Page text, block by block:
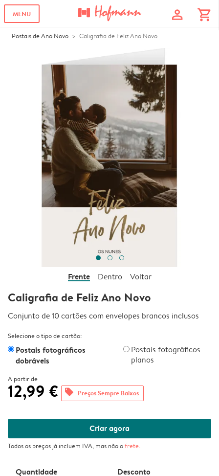
MENU profile shopping_cart
Postais de Ano Novo Caligrafia de Feliz Ano Novo
Frente Dentro Voltar
Caligrafia de Feliz Ano Novo
Conjunto de 10 cartões com envelopes brancos inclusos
Selecione o tipo de cartão:
Postais fotográficos
dobráveis
Postais fotográficos
planos
A partir de
12,99 € offers Preços Sempre Baixos
Criar agora
Todos os preços já incluem IVA, mas não ofrete.
Quantidade Desconto